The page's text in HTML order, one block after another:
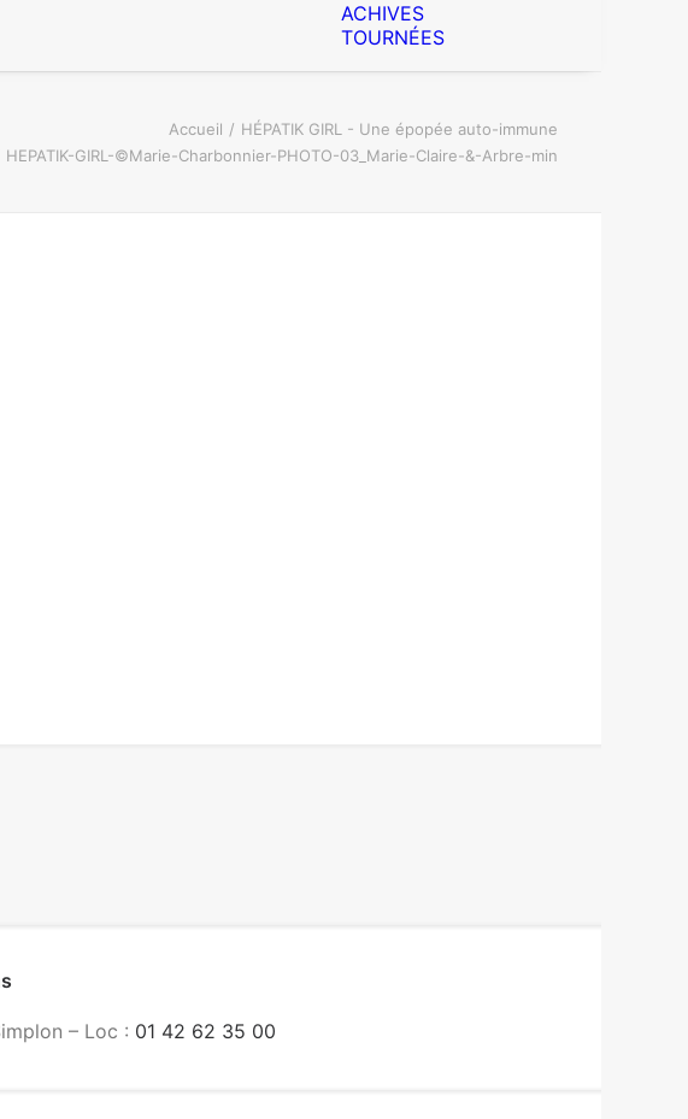
ACHIVES
TOURNÉES
Accueil
HÉPATIK GIRL - Une épopée auto-immune
HEPATIK-GIRL-©Marie-Charbonnier-PHOTO-03_Marie-Claire-&-Arbre-min
– Loc : 01 42 62 35 00